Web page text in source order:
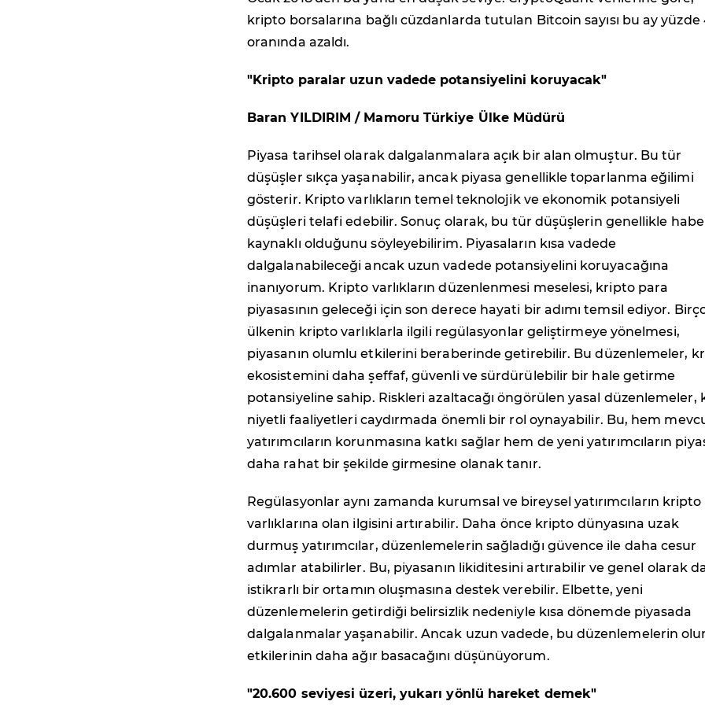
kripto borsalarına bağlı cüzdanlarda tutulan Bitcoin sayısı bu ay yüzde
oranında azaldı.
"Kripto paralar uzun vadede potansiyelini koruyacak"
Baran YILDIRIM / Mamoru Türkiye Ülke Müdürü
Piyasa tarihsel olarak dalgalanmalara açık bir alan olmuştur. Bu tür
düşüşler sıkça yaşanabilir, ancak piyasa genellikle toparlanma eğilimi
gösterir. Kripto varlıkların temel teknolojik ve ekonomik potansiyeli
düşüşleri telafi edebilir. Sonuç olarak, bu tür düşüşlerin genellikle
kaynaklı olduğunu söyleyebilirim. Piyasaların kısa vadede
dalgalanabileceği ancak uzun vadede potansiyelini koruyacağına
inanıyorum. Kripto varlıkların düzenlenmesi meselesi, kripto para
piyasasının geleceği için son derece hayati bir adımı temsil ediyor.
ülkenin kripto varlıklarla ilgili regülasyonlar geliştirmeye yönelmesi,
piyasanın olumlu etkilerini beraberinde getirebilir. Bu düzenlemeler,
ekosistemini daha şeffaf, güvenli ve sürdürülebilir bir hale getirme
potansiyeline sahip. Riskleri azaltacağı öngörülen yasal düzenlemeler,
niyetli faaliyetleri caydırmada önemli bir rol oynayabilir. Bu, hem
yatırımcıların korunmasına katkı sağlar hem de yeni yatırımcıların
daha rahat bir şekilde girmesine olanak tanır.
Regülasyonlar aynı zamanda kurumsal ve bireysel yatırımcıların kripto
varlıklarına olan ilgisini artırabilir. Daha önce kripto dünyasına uzak
durmuş yatırımcılar, düzenlemelerin sağladığı güvence ile daha cesur
adımlar atabilirler. Bu, piyasanın likiditesini artırabilir ve genel olarak
istikrarlı bir ortamın oluşmasına destek verebilir. Elbette, yeni
düzenlemelerin getirdiği belirsizlik nedeniyle kısa dönemde piyasada
dalgalanmalar yaşanabilir. Ancak uzun vadede, bu düzenlemelerin
etkilerinin daha ağır basacağını düşünüyorum.
"20.600 seviyesi üzeri, yukarı yönlü hareket demek"